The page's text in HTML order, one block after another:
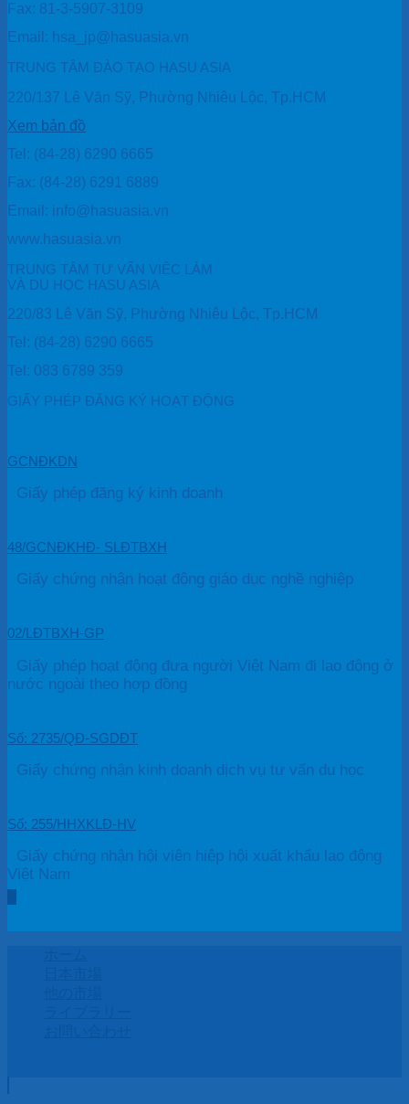
Fax: 81-3-5907-3109
Email: hsa_jp@hasuasia.vn
TRUNG TÂM ĐÀO TẠO HASU ASIA
220/137 Lê Văn Sỹ, Phường Nhiêu Lộc, Tp.HCM
Xem bản đồ
Tel: (84-28) 6290 6665
Fax: (84-28) 6291 6889
Email: info@hasuasia.vn
www.hasuasia.vn
TRUNG TÂM TƯ VẤN VIỆC LÀM
VÀ DU HỌC HASU ASIA
220/83 Lê Văn Sỹ, Phường Nhiêu Lộc, Tp.HCM
Tel: (84-28) 6290 6665
Tel: 083 6789 359
GIẤY PHÉP ĐĂNG KÝ HOẠT ĐỘNG
GCNĐKDN
Giấy phép đăng ký kinh doanh
48/GCNĐKHĐ- SLĐTBXH
Giấy chứng nhận hoạt động giáo dục nghề nghiệp
02/LĐTBXH-GP
Giấy phép hoạt động đưa người Việt Nam đi lao động ở
nước ngoài theo hợp đồng
Số: 2735/QĐ-SGDĐT
Giấy chứng nhận kinh doanh dịch vụ tư vấn du học
Số: 255/HHXKLĐ-HV
Giấy chứng nhận hội viên hiệp hội xuất khẩu lao động
Việt Nam